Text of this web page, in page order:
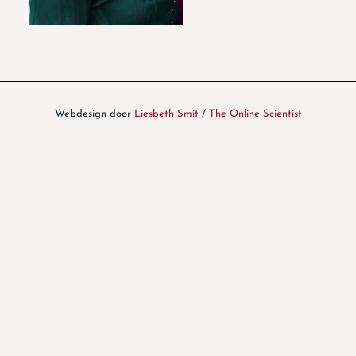
Webdesign door Liesbeth Smit / The Online Scientist